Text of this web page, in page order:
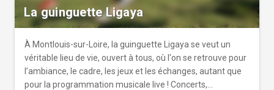
La guinguette Ligaya
À Montlouis-sur-Loire, la guinguette Ligaya se veut un
véritable lieu de vie, ouvert à tous, où l'on se retrouve pour
l’ambiance, le cadre, les jeux et les échanges, autant que
pour la programmation musicale live ! Concerts,